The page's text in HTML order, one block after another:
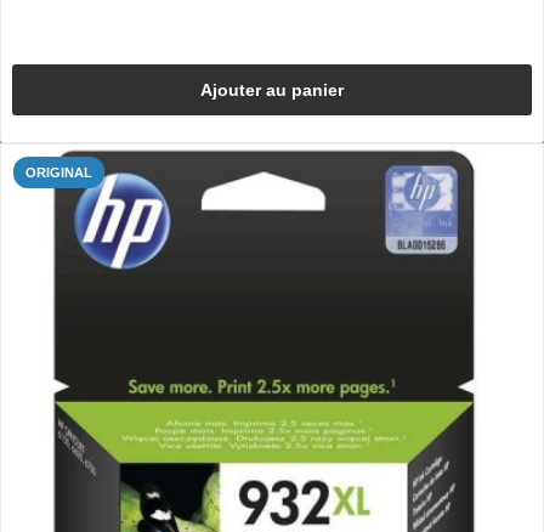
Ajouter au panier
ORIGINAL